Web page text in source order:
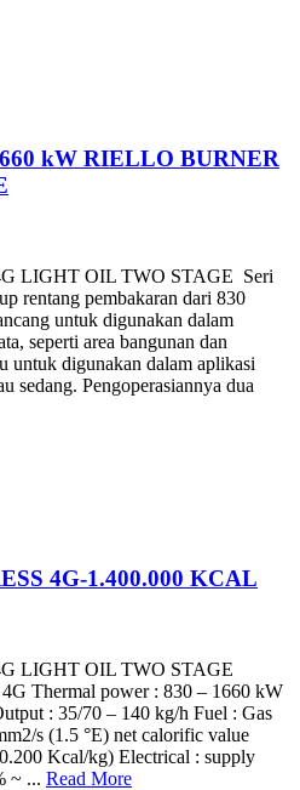
kW RIELLO BURNER
LIGHT OIL TWO STAGE Seri
rentang pembakaran dari 830
untuk digunakan dalam
seperti area bangunan dan
untuk digunakan dalam aplikasi
sedang. Pengoperasiannya dua
4G-1.400.000 KCAL
LIGHT OIL TWO STAGE
Thermal power : 830 – 1660 kW
: 35/70 – 140 kg/h Fuel : Gas
s (1.5 °E) net calorific value
Kcal/kg) Electrical : supply
~ ... Read More